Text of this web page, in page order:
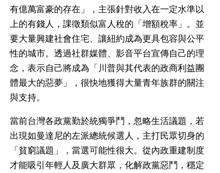
有億萬富豪的存在」，主張針對收入在一定水準以
上的有錢人，課徵類似富人稅的「增額稅率」。並
要大量興建社會住宅、讓紐約成為更具包容與公平
性的城市。透過社群媒體、影音平台宣傳自己的理
念，表示自己將成為「川普與其代表的政商利益團
體最大的惡夢」，很快地獲得大量青年族群的關注
與支持。
當前台灣各政黨勤於統獨爭鬥，忽略生活議題，若
出現如曼達尼的左派總統候選人，主打民眾切身的
「貧窮議題」，當選可能性很大。從內政重建制度
才能吸引年輕人及廣大群眾，化解政黨惡鬥，穩定